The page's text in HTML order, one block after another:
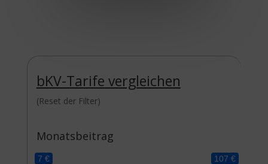
bKV-Tarife vergleichen
(Reset der Filter)
Monatsbeitrag
7 € 107 €